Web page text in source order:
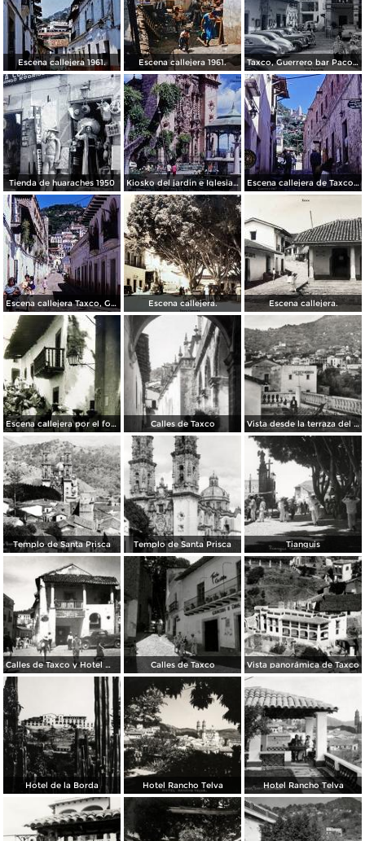
Escena callejera 1961. Escena callejera 1961. Taxco, Guerrero bar Paco 1950
Tienda de huaraches 1950 Kiosko del jardin e Iglesia de Taxco, Guerrero 1967. Escena callejera de Taxco, Guerrero 1967.
Escena callejera Taxco, Guerrero 1967. Escena callejera. Escena callejera.
Escena callejera por el fotografo Hugo Brehme. Calles de Taxco Vista desde la terraza del Hotel Taxqueño
Templo de Santa Prisca Templo de Santa Prisca Tianguis
Calles de Taxco y Hotel Meléndez (izq.) Calles de Taxco Vista panorámica de Taxco
Hotel de la Borda Hotel Rancho Telva Hotel Rancho Telva